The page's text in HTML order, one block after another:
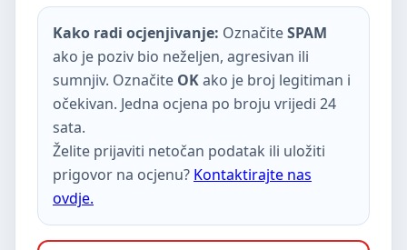
Kako radi ocjenjivanje: OznačiteSPAM
ako je poziv bio neželjen, agresivan ili
sumnjiv. Označite OKako je broj legitiman i
očekivan. Jedna ocjena po broju vrijedi 24
sata.
Želite prijaviti netočan podatak ili uložiti
prigovor na ocjenu? Kontaktirajte nas
ovdje.